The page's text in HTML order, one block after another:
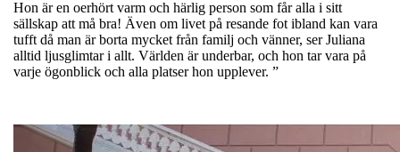
Hon är en oerhört varm och härlig person som får alla i sitt
sällskap att må bra! Även om livet på resande fot ibland kan vara
tufft då man är borta mycket från familj och vänner, ser Juliana
alltid ljusglimtar i allt. Världen är underbar, och hon tar vara på
varje ögonblick och alla platser hon upplever. ”